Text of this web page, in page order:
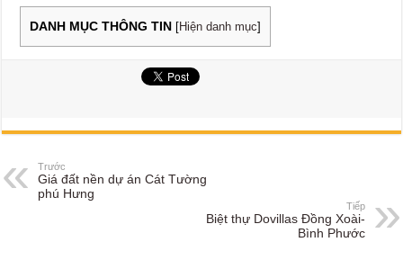
DANH MỤC THÔNG TIN [Hiện danh mục]
Trước
Giá đất nền dự án Cát Tường
phú Hưng
Tiếp
Biệt thự Dovillas Đồng Xoài-
Bình Phước